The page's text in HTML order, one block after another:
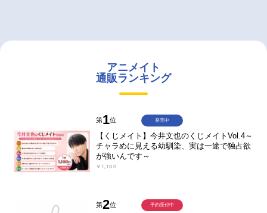
アニメイト
通販ランキング
第1位
【くじメイト】今井文也のくじメイトVol.4～
チャラめに見える幼馴染、実は一途で独占欲
が強いんです～
￥1,100
発売中
第2位 予約受付中